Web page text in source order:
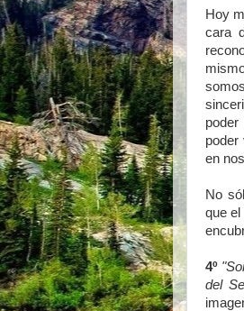
Hoy
cara
poder
en
No
que
4º
del